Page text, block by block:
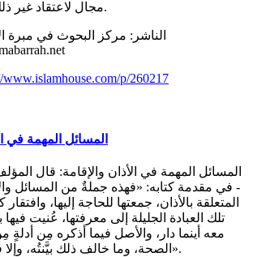
مجال لاعتقاد غير ذلك من المسلم.
الناشر: مركز البحوث في مبرة
www.islamhouse.com/p/260217
المسائل المهمة في
المسائل المهمة في الأذان والإقامة: قال
- في مقدمة كتابه: «فهذه جملةٌ من المسائل
المتعلقة بالأذان، جمعتها للحاجة إليها،
تلك العبادة الجليلة إلى معرفتها، عُنيت
معه أينما دار، والأصل فيما أذكره مِن أدلةٍ
الصحة، وما خالف ذلك بيَّنتُه، وإلا فهو على أصله».